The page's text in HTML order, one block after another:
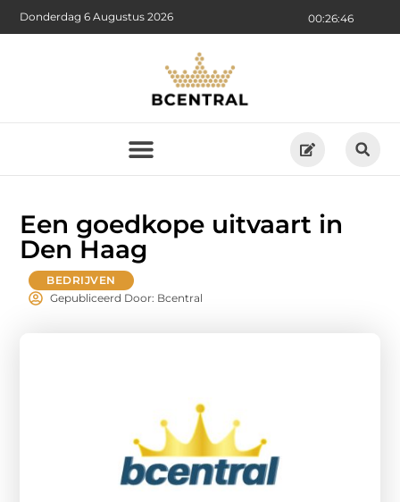
00:26:48
Donderdag 6 Augustus 2026
Een goedkope uitvaart in
Den Haag
BEDRIJVEN
Gepubliceerd Door: Bcentral